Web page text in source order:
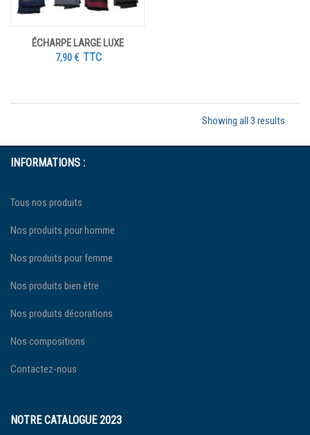
ÉCHARPE LARGE LUXE
7,90€ TTC
Showing all 3 results
INFORMATIONS :
Tous nos produits
Nos produits pour homme
Nos produits pour femme
Nos produits bien être
Nos produits décorations
Nos compositions
Contactez-nous
NOTRE CATALOGUE 2023